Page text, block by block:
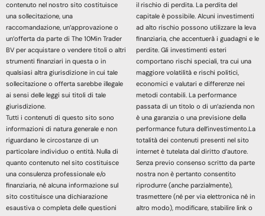
contenuto nel nostro sito costituisce
una sollecitazione, una
raccomandazione, un’approvazione o
un’offerta da parte di The 10Min Trader
BV per acquistare o vendere titoli o altri
strumenti finanziari in questa o in
qualsiasi altra giurisdizione in cui tale
sollecitazione o offerta sarebbe illegale
ai sensi delle leggi sui titoli di tale
giurisdizione.
Tutti i contenuti di questo sito sono
informazioni di natura generale e non
riguardano le circostanze di un
particolare individuo o entità. Nulla di
quanto contenuto nel sito costituisce
una consulenza professionale e/o
finanziaria, né alcuna informazione sul
sito costituisce una dichiarazione
esaustiva o completa delle questioni
il rischio di perdita. La perdita del
capitale è possibile. Alcuni investimenti
ad alto rischio possono utilizzare la leva
finanziaria, che accentuerà i guadagni e le
perdite. Gli investimenti esteri
comportano rischi speciali, tra cui una
maggiore volatilità e rischi politici,
economici e valutari e differenze nei
metodi contabili. La performance
passata di un titolo o di un’azienda non
è una garanzia o una previsione della
performance futura dell’investimento.La
totalità dei contenuti presenti nel sito
internet è tutelata dal diritto d’autore.
Senza previo consenso scritto da parte
nostra non è pertanto consentito
riprodurre (anche parzialmente),
trasmettere (né per via elettronica né in
altro modo), modificare, stabilire link o